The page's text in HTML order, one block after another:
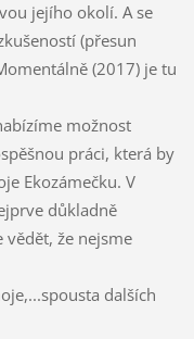
jejího okolí. A se
(přesun
(2017) je tu
možnost
práci, která by
Ekozámečku. V
důkladně
že nejsme
dalších